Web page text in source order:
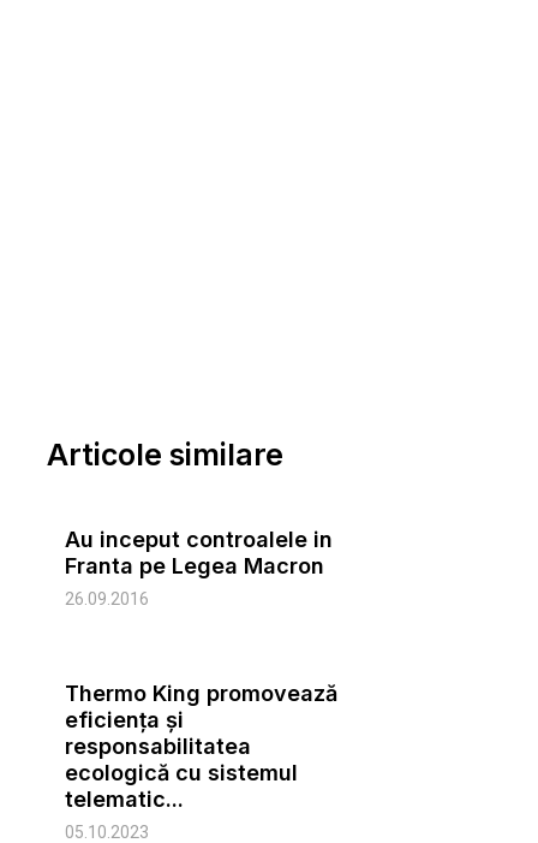
Articole similare
Au inceput controalele in
Franta pe Legea Macron
26.09.2016
Thermo King promovează
eficiența și
responsabilitatea
ecologică cu sistemul
telematic...
05.10.2023